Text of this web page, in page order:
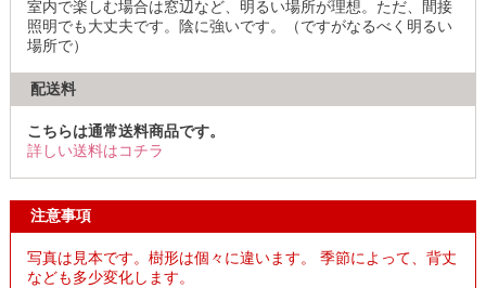
室内で楽しむ場合は窓辺など、明るい場所が理想。ただ、間接
照明でも大丈夫です。陰に強いです。（ですがなるべく明るい
場所で）
配送料
こちらは通常送料商品です。
詳しい送料はコチラ
注意事項
写真は見本です。樹形は個々に違います。 季節によって、背丈
なども多少変化します。